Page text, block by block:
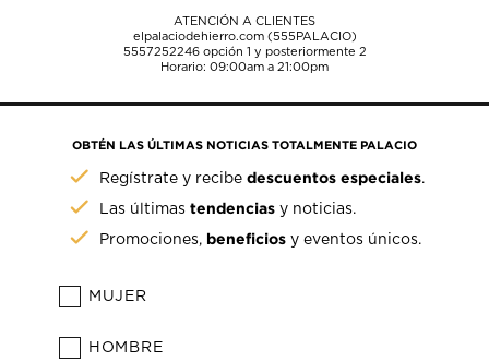
ATENCIÓN A CLIENTES
elpalaciodehierro.com (555PALACIO)
5557252246opción 1 y posteriormente 2
Horario: 09:00am a 21:00pm
OBTÉN LAS ÚLTIMAS NOTICIAS TOTALMENTE PALACIO
Regístrate y recibedescuentos especiales.
Las últimastendencias y noticias.
Promociones, beneficios y eventos únicos.
MUJER
HOMBRE